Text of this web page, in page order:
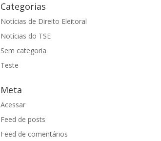
Categorias
Notícias de Direito Eleitoral
Notícias do TSE
Sem categoria
Teste
Meta
Acessar
Feed de posts
Feed de comentários